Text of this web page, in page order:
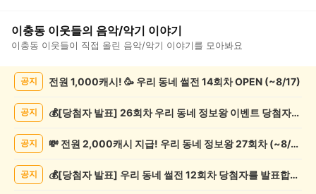
이충동 이웃들의 음악/악기 이야기
이충동 이웃들이 직접 올린 음악/악기 이야기를 모아봐요
공지 전원 1,000캐시! 🥳 우리 동네 썰전 14회차 OPEN (~8/17)
공지 💰[당첨자 발표] 26회차 우리 동네 정보왕 이벤트 당첨자를 발표합니다!
공지 💸 전원 2,000캐시 지급! 우리 동네 정보왕 27회차 (~8/10)
공지 💰[당첨자 발표] 우리 동네 썰전 12회차 당첨자를 발표합니다!